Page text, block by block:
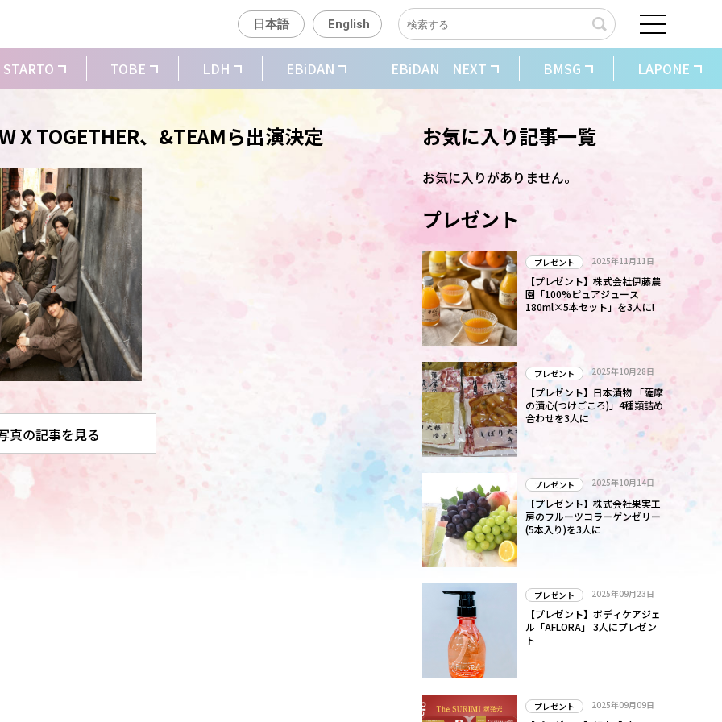
日本語 English
STARTO TOBE LDH EBiDAN EBiDAN NEXT BMSG LAPONE
X TOGETHER、&TEAMら出演決定
真の記事を見る
お気に入り記事一覧
お気に入りがありません。
プレゼント
プレゼント 2025年11月11日
【プレゼント】株式会社伊藤農
園「100%ピュアジュース
180ml×5本セット」を3人に!
プレゼント 2025年10月28日
【プレゼント】日本漬物 「薩摩
の漬心(つけごころ)」4種類詰め
合わせを3人に
プレゼント 2025年10月14日
【プレゼント】株式会社果実工
房のフルーツコラーゲンゼリー
(5本入り)を3人に
プレゼント 2025年09月23日
【プレゼント】ボディケアジェ
ル「AFLORA」 3人にプレゼン
ト
プレゼント 2025年09月09日